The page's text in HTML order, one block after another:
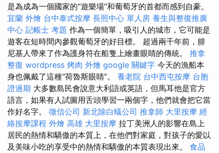
是為成為一個國家的“遊樂場”和葡萄牙的首都而感到自豪。
宜蘭 外燴 台中泰式按摩 長照中心 單人房 養生與整復推廣
中心 記帳士 考題 作為一個簡單，吸引人的城市，它可能是
遊客在短時間內參觀葡萄牙的好目標。 超過兩千年前，腓
尼基人帶來了作為護身符在船隻上繪畫眼睛的傳統。 推拿
整復 wordpress 烤肉 外燴 google 關鍵字 今天的漁船本
身也佩戴了這種“荷魯斯眼睛”。 養老院 台中西屯按摩 台胞
證過期 大多數島民會說意大利語或英語，但馬耳他是官方
語言，如果有人試圖用舌頭學習一兩個字，他們就會把它當
作好名字。 徵信公司 新北除白蟻公司 推拿師 大里按摩 經
絡按摩課程 外燴 高雄 大里按摩 拉丁美洲人的影響在島上
居民的熱情和驕傲的本質上，在他們對家庭，對孩子的愛以
及美味小吃的享受中的熱情和驕傲的本質表現出來。 食品